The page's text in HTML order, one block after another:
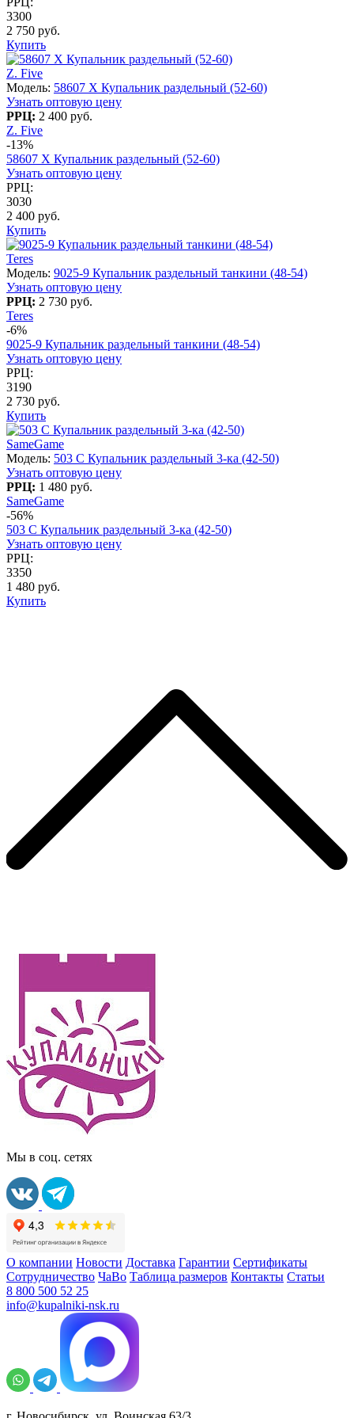
3300
2 750 руб.
Купить
Z. Five
Модель: 58607 X Купальник раздельный (52-60)
Узнать оптовую цену
РРЦ: 2 400 руб.
Z. Five
-13%
58607 X Купальник раздельный (52-60)
Узнать оптовую цену
РРЦ:
3030
2 400 руб.
Купить
Teres
Модель: 9025-9 Купальник раздельный танкини (48-54)
Узнать оптовую цену
РРЦ: 2 730 руб.
Teres
-6%
9025-9 Купальник раздельный танкини (48-54)
Узнать оптовую цену
РРЦ:
3190
2 730 руб.
Купить
SameGame
Модель: 503 C Купальник раздельный 3-ка (42-50)
Узнать оптовую цену
РРЦ: 1 480 руб.
SameGame
-56%
503 C Купальник раздельный 3-ка (42-50)
Узнать оптовую цену
РРЦ:
3350
1 480 руб.
Купить
Мы в соц. сетях
О компании Новости Доставка Гарантии Сертификаты
Сотрудничество ЧаВо Таблица размеров Контакты Статьи
8 800 500 52 25
info@kupalniki-nsk.ru